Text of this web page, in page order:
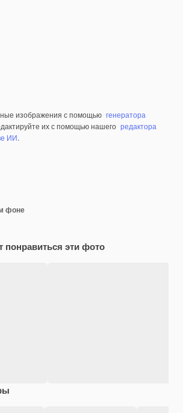
изображения с помощью генератора
их с помощью нашего редактора
ИИ.
фоне
понравиться эти фото